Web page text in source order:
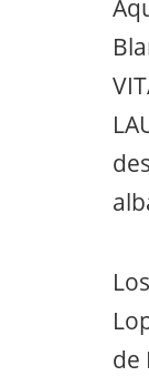
de